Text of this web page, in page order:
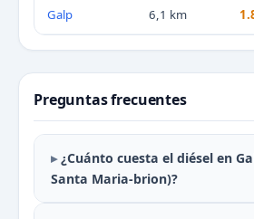
Galp 6,1 km
Preguntas frecuentes
¿Cuánto cuesta el diésel en
Santa Maria-brion)?